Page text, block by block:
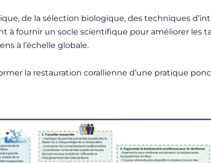
de la sélection biologique, des techniques
à fournir un socle scientifique pour améliorer les
à l’échelle globale.
la restauration corallienne d’une pratique